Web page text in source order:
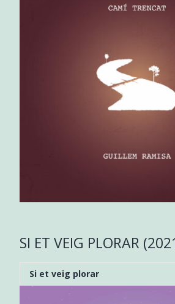
SI ET VEIG PLORAR
Si et veig plorar